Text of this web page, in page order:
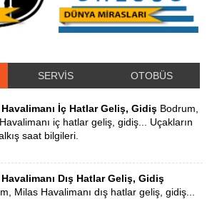
SERVİS OTOBÜS
İç Hatlar Geliş, Gidiş Bodrum,
iç hatlar geliş, gidiş... Uçakların
saat bilgileri.
Dış Hatlar Geliş, Gidiş
Milas Havalimanı dış hatlar geliş, gidiş...